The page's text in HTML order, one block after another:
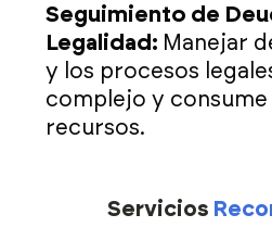
Seguimiento de
Legalidad: Manejar
y los procesos
complejo y
recursos.
Servicios